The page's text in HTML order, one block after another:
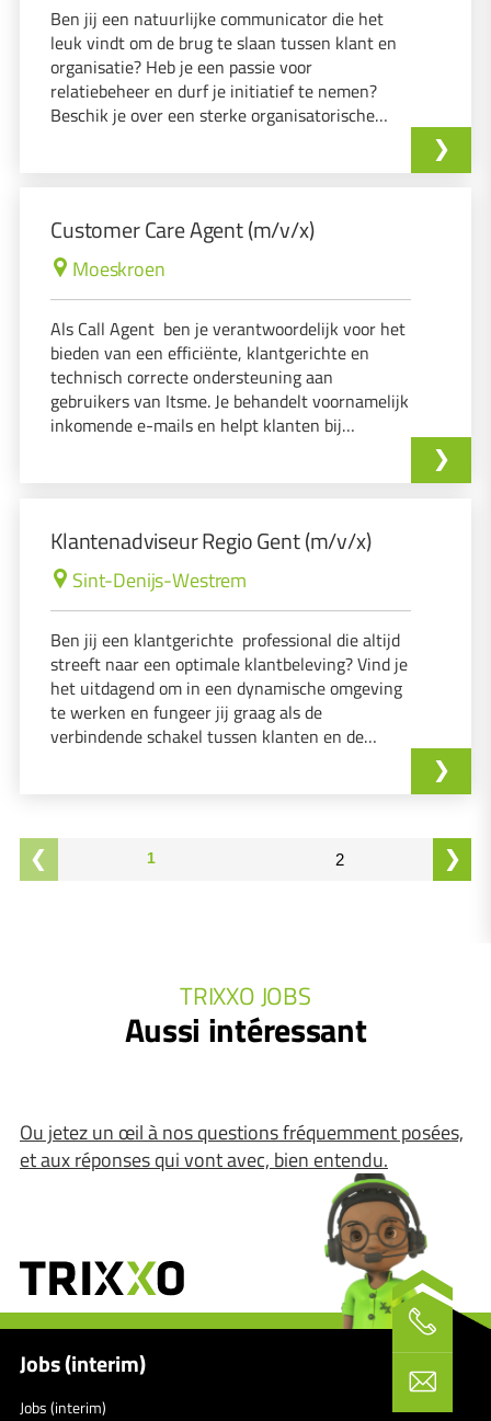
Ben jij een natuurlijke communicator die het
leuk vindt om de brug te slaan tussen klant en
organisatie? Heb je een passie voor
relatiebeheer en durf je initiatief te nemen?
Beschik je over een sterke organisatorische
Customer Care Agent (m/v/x)
Moeskroen
Als Call Agent ben je verantwoordelijk voor het
bieden van een efficiënte, klantgerichte en
technisch correcte ondersteuning aan
gebruikers van Itsme. Je behandelt voornamelijk
inkomende e-mails en helpt klanten bij
Klantenadviseur Regio Gent (m/v/x)
Sint-Denijs-Westrem
Ben jij een klantgerichte professional die altijd
streeft naar een optimale klantbeleving? Vind je
het uitdagend om in een dynamische omgeving
te werken en fungeer jij graag als de
verbindende schakel tussen klanten en de
1 2
TRIXXO JOBS
Aussi intéressant
Ou jetez un œil à nos questions fréquemment posées,
et aux réponses qui vont avec, bien entendu.
Jobs (interim)
Jobs (interim)